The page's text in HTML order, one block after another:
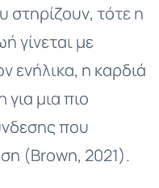
στηρίζουν, τότε η
γίνεται με
ενήλικα, η καρδιά
μια πιο
που
(Brown, 2021).